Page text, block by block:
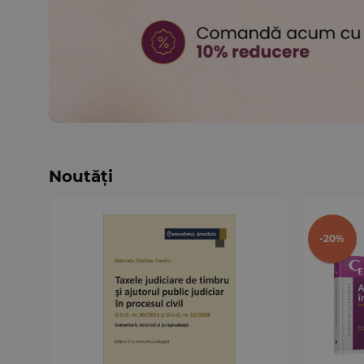
Noutăți
-20%